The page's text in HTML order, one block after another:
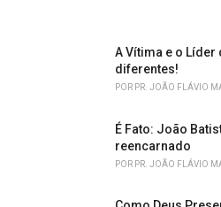
A Vítima e o Líder
diferentes!
POR PR. JOÃO FLÁVIO
É Fato: João
reencarnado
POR PR. JOÃO FLÁVIO